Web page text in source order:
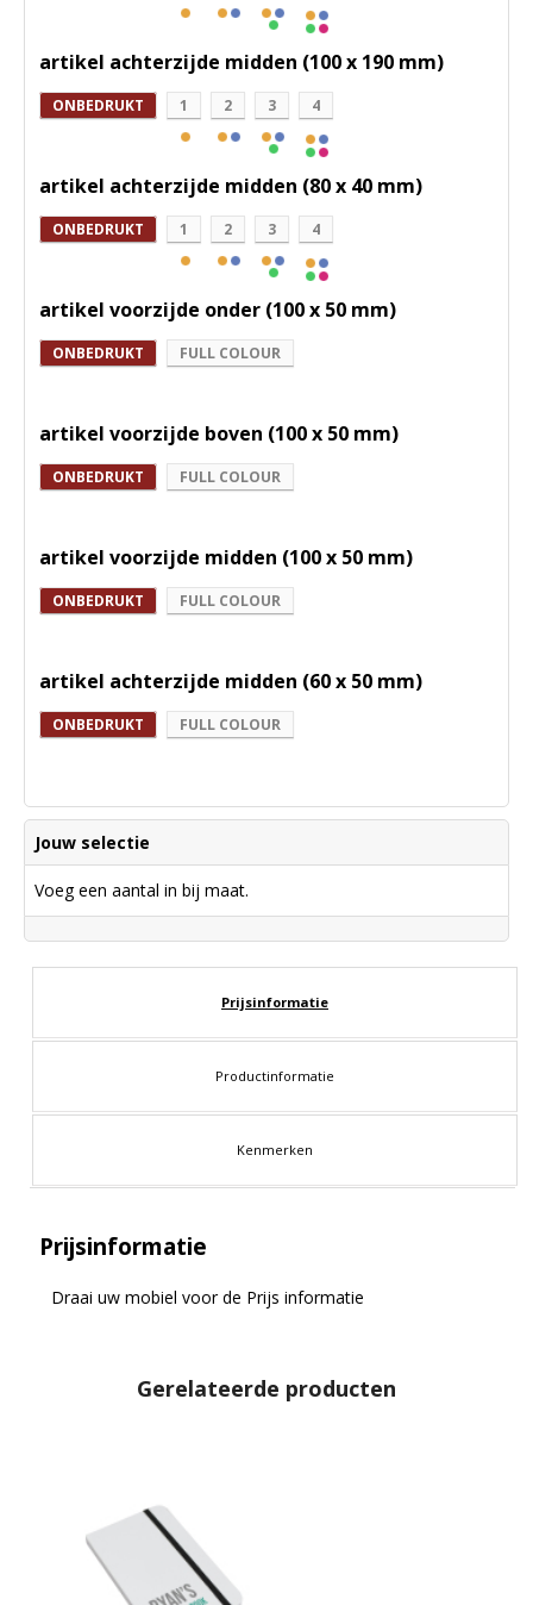
artikel achterzijde midden (100 x 190 mm)
ONBEDRUKT 1 2 3 4
artikel achterzijde midden (80 x 40 mm)
ONBEDRUKT 1 2 3 4
artikel voorzijde onder (100 x 50 mm)
ONBEDRUKT FULL COLOUR
artikel voorzijde boven (100 x 50 mm)
ONBEDRUKT FULL COLOUR
artikel voorzijde midden (100 x 50 mm)
ONBEDRUKT FULL COLOUR
artikel achterzijde midden (60 x 50 mm)
ONBEDRUKT FULL COLOUR
Jouw selectie
Voeg een aantal in bij maat.
Prijsinformatie
Productinformatie
Kenmerken
Prijsinformatie
Draai uw mobiel voor de Prijs informatie
Gerelateerde producten